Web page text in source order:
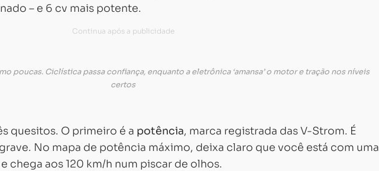
– e 6 cv mais potente.
poucas. Ciclística passa confiança, enquanto a eletrônica ‘amansa’ o motor e tração nos níveis
certos
quesitos. O primeiro é a potência, marca registrada das V-Strom. É
No mapa de potência máximo, deixa claro que você está com uma
chega aos 120 km/h num piscar de olhos.